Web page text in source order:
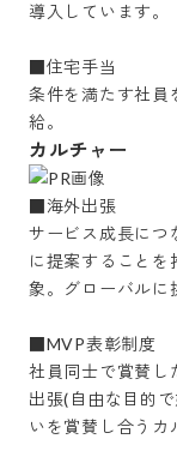
導入しています。
■住宅手当
条件を満たす社員
給。
カルチャー
■海外出張
サービス成長につ
に提案すること
象。グローバルに
■MVP表彰制度
社員同士で賞賛し
出張(自由な目的
いを賞賛し合うカ